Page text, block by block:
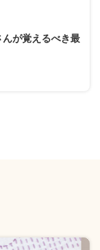
んが覚えるべき最